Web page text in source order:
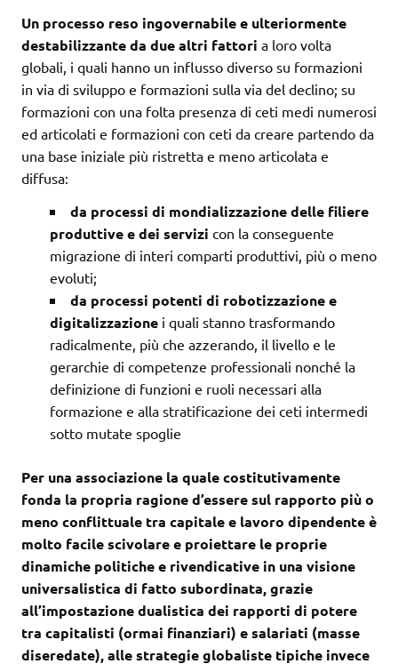
Un processo reso ingovernabile e ulteriormente
destabilizzante da due altri fattori a loro volta
globali, i quali hanno un influsso diverso su formazioni
in via di sviluppo e formazioni sulla via del declino; su
formazioni con una folta presenza di ceti medi numerosi
ed articolati e formazioni con ceti da creare partendo da
una base iniziale più ristretta e meno articolata e
diffusa:
da processi di mondializzazione delle filiere
produttive e dei servizi con la conseguente
migrazione di interi comparti produttivi, più o meno
evoluti;
da processi potenti di robotizzazione e
digitalizzazione i quali stanno trasformando
radicalmente, più che azzerando, il livello e le
gerarchie di competenze professionali nonché la
definizione di funzioni e ruoli necessari alla
formazione e alla stratificazione dei ceti intermedi
sotto mutate spoglie
Per una associazione la quale costitutivamente
fonda la propria ragione d’essere sul rapporto più o
meno conflittuale tra capitale e lavoro dipendente è
molto facile scivolare e proiettare le proprie
dinamiche politiche e rivendicative in una visione
universalistica di fatto subordinata, grazie
all’impostazione dualistica dei rapporti di potere
tra capitalisti (ormai finanziari) e salariati (masse
diseredate), alle strategie globaliste tipiche invece